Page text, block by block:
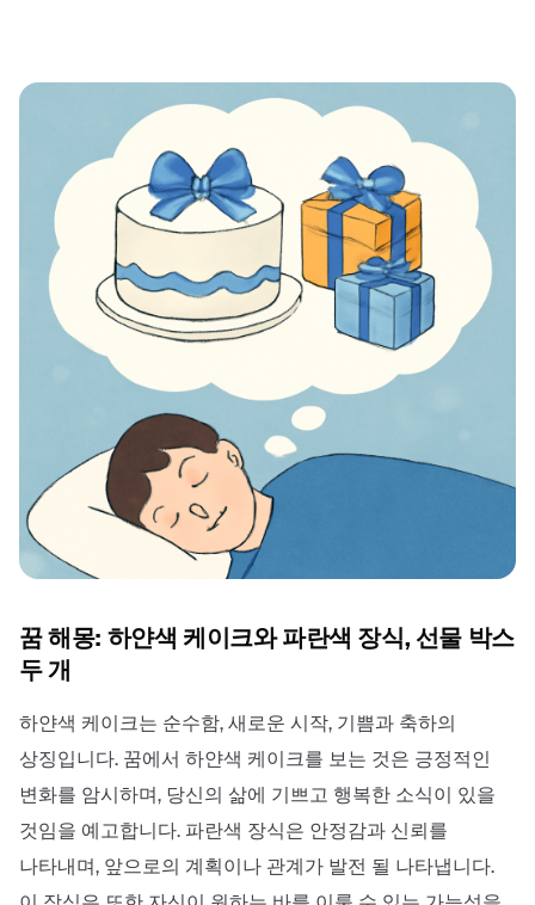
꿈 해몽: 하얀색 케이크와 파란색 장식, 선물 박스
두 개
하얀색 케이크는 순수함, 새로운 시작, 기쁨과 축하의
상징입니다. 꿈에서 하얀색 케이크를 보는 것은 긍정적인
변화를 암시하며, 당신의 삶에 기쁘고 행복한 소식이 있을
것임을 예고합니다. 파란색 장식은 안정감과 신뢰를
나타내며, 앞으로의 계획이나 관계가 발전 될 나타냅니다.